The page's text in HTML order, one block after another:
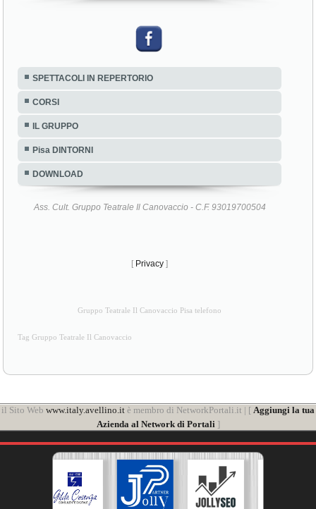
SPETTACOLI IN REPERTORIO
CORSI
IL GRUPPO
Pisa DINTORNI
DOWNLOAD
Ass. Cult. Gruppo Teatrale Il Canovaccio - C.F. 93019700504
[ Privacy ]
Gruppo Teatrale Il Canovaccio Pisa telefono
Tag Gruppo Teatrale Il Canovaccio
il Sito Web www.italy.avellino.it è membro di NetworkPortali.it | [ Aggiungi la tua
Azienda al Network di Portali ]